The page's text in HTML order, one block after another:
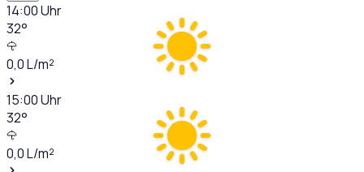
14:00Uhr
32°
0,0L/m²
15:00Uhr
32°
0,0L/m²